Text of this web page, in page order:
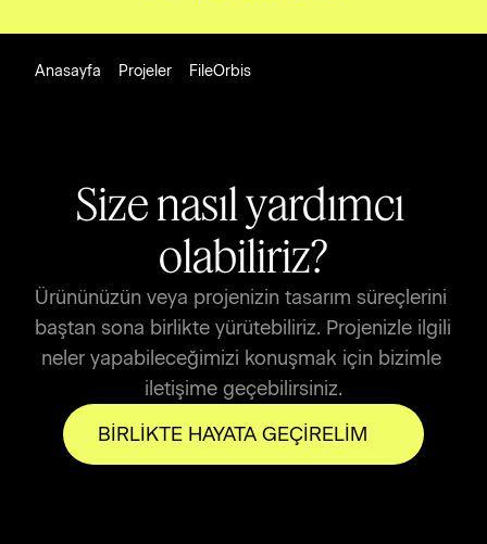
Anasayfa Projeler FileOrbis
Size nasıl yardımcı
olabiliriz?
Ürününüzün veya projenizin tasarım süreçlerini
baştan sona birlikte yürütebiliriz. Projenizle ilgili
neler yapabileceğimizi konuşmak için bizimle
iletişime geçebilirsiniz.
BİRLİKTE HAYATA GEÇİRELİM